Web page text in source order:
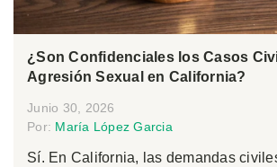
¿Son Confidenciales los Casos
Agresión Sexual en California?
Junio 30, 2026
Por: María López Garcia
Sí. En California, las demandas